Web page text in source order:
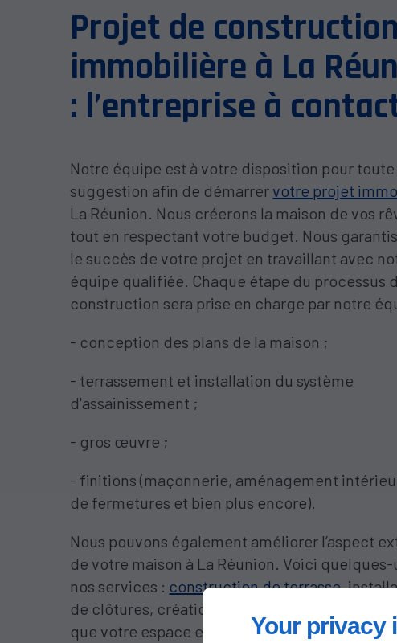
Your privacy
Projet de construction
immobilière à La
: l’entreprise à
Notre équipe est à votre disposition pour toute
suggestion afin de démarrer votre projet
La Réunion. Nous créerons la maison de vos
tout en respectant votre budget. Nous
le succès de votre projet en travaillant avec
équipe qualifiée. Chaque étape du processus
construction sera prise en charge par notre
- conception des plans de la maison ;
- terrassement et installation du système
d'assainissement ;
- gros œuvre ;
- finitions (maçonnerie, aménagement
de fermetures et bien plus encore).
Nous pouvons également améliorer l’aspect
de votre maison à La Réunion. Voici quelques-
nos services : construction de terrasse,
de clôtures, création d’allées. Nous ferons en
que votre espace extérieur soit un sanctuaire